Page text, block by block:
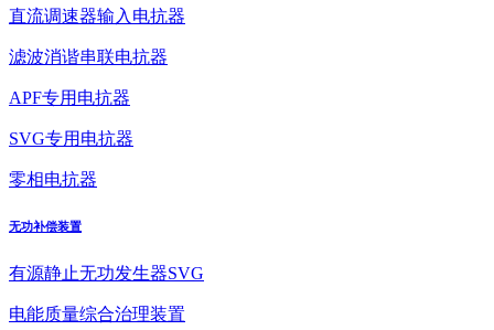
直流调速器输入电抗器
滤波消谐串联电抗器
APF专用电抗器
SVG专用电抗器
零相电抗器
无功补偿装置
有源静止无功发生器SVG
电能质量综合治理装置